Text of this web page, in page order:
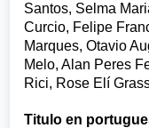
Santos, Selma
Curcio, Felipe
Marques, Otavio
Melo, Alan Peres
Rici, Rose Elí
Titulo en